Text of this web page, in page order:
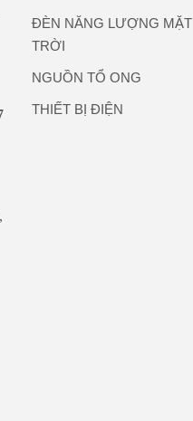
ĐÈN NĂNG LƯỢNG MẶT
TRỜI
NGUỒN TỔ ONG
THIẾT BỊ ĐIỆN